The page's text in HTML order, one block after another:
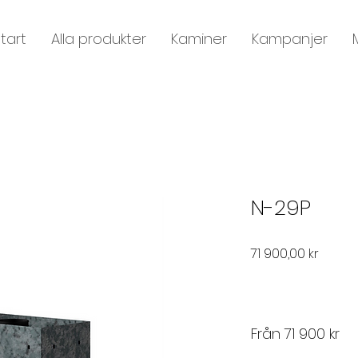
Alla produkter Kaminer Kampanjer
N-29P
71 900,00 krPris
Från 71 900 kr